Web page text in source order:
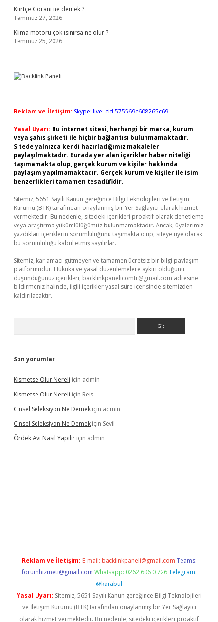
Kürtçe Gorani ne demek ?
Temmuz 27, 2026
Klima motoru çok ısınırsa ne olur ?
Temmuz 25, 2026
Reklam ve İletişim: Skype: live:.cid.575569c608265c69
Yasal Uyarı: Bu internet sitesi, herhangi bir marka, kurum
veya şahıs şirketi ile hiçbir bağlantısı bulunmamaktadır.
Sitede yalnızca kendi hazırladığımız makaleler
paylaşılmaktadır. Burada yer alan içerikler haber niteliği
taşımamakta olup, gerçek kurum ve kişiler hakkında
paylaşım yapılmamaktadır. Gerçek kurum ve kişiler ile isim
benzerlikleri tamamen tesadüfidir.
Sitemiz, 5651 Sayılı Kanun gereğince Bilgi Teknolojileri ve İletişim
Kurumu (BTK) tarafından onaylanmış bir Yer Sağlayıcı olarak hizmet
vermektedir. Bu nedenle, sitedeki içerikleri proaktif olarak denetleme
veya araştırma yükümlülüğümüz bulunmamaktadır. Ancak, üyelerimiz
yazdıkları içeriklerin sorumluluğunu taşımakta olup, siteye üye olarak
bu sorumluluğu kabul etmiş sayılırlar.
Sitemiz, kar amacı gütmeyen ve tamamen ücretsiz bir bilgi paylaşım
platformudur. Hukuka ve yasal düzenlemelere aykırı olduğunu
düşündüğünüz içerikleri, backlinkpanelicomtr@gmail.com adresine
bildirmeniz halinde, ilgili içerikler yasal süre içerisinde sitemizden
kaldırılacaktır.
Son yorumlar
Kismetse Olur Nereli için admin
Kismetse Olur Nereli için Reis
Cinsel Seleksiyon Ne Demek için admin
Cinsel Seleksiyon Ne Demek için Sevil
Ördek Avı Nasıl Yapılır için admin
Reklam ve İletişim: E-mail: backlinkpaneli@gmail.com Teams:
forumhizmeti@gmail.com Whatsapp: 0262 606 0 726 Telegram:
@karabul
Yasal Uyarı: Sitemiz, 5651 Sayılı Kanun gereğince Bilgi Teknolojileri
ve İletişim Kurumu (BTK) tarafından onaylanmış bir Yer Sağlayıcı
olarak hizmet vermektedir. Bu nedenle, sitedeki içerikleri proaktif